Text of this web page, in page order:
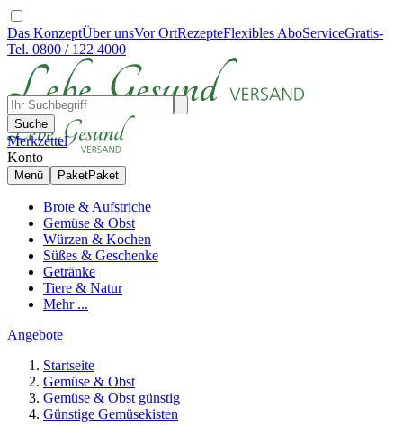
Das KonzeptÜber unsVor OrtRezepteFlexibles AboServiceGratis-
Tel. 0800 / 122 4000
Suche
Merkzettel
Konto
Menü PaketPaket
Brote & Aufstriche
Gemüse & Obst
Würzen & Kochen
Süßes & Geschenke
Getränke
Tiere & Natur
Mehr ...
Angebote
Startseite
Gemüse & Obst
Gemüse & Obst günstig
Günstige Gemüsekisten